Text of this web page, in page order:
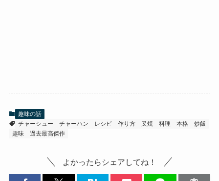
趣味の話
チャーシュー
チャーハン レシピ 作り方 叉焼 料理 本格
炒飯
趣味
過去最高傑作
よかったらシェアしてね！